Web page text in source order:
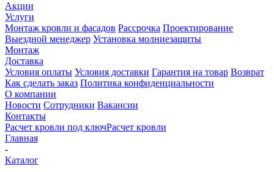
Акции
Услуги
Монтаж кровли и фасадов Рассрочка Проектирование
Выездной менеджер Установка молниезащиты
Монтаж
Доставка
Условия оплаты Условия доставки Гарантия на товар Возврат
Как сделать заказ Политика конфиденциальности
О компании
Новости Сотрудники Вакансии
Контакты
Расчет кровли под ключРасчет кровли
Главная
-
Каталог